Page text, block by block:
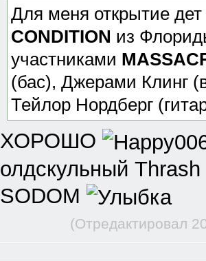
Для меня открытие
CONDITION из
участниками
(бас), Джерами Клинг
Тейлор Нордберг
ХОРОШО
олдскульный
SODOM
(Отредактировал